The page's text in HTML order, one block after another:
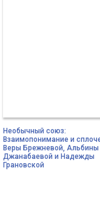
Необычный союз:
Взаимопонимание и
Веры Брежневой, Альбины
Джанабаевой и Надежды
Грановской